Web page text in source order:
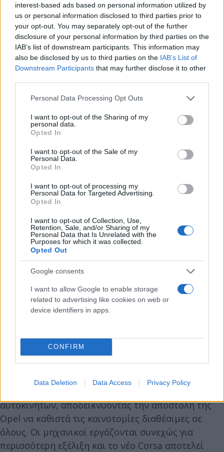
interest-based ads based on personal information utilized by
us or personal information disclosed to third parties prior to
your opt-out. You may separately opt-out of the further
disclosure of your personal information by third parties on the
IAB’s list of downstream participants. This information may
also be disclosed by us to third parties on the IAB’s List of
Downstream Participants that may further disclose it to other
Please note that this website/app uses one or more Google
not limited to your visit or usage behaviour. You may click to
grant or deny consent to Google and its third-party tags to
use your data for below specified purposes in below Google
consent section.
Personal Data Processing Opt Outs
I want to opt-out of the Sharing of my
personal data.
Opted In
I want to opt-out of the Sale of my
Personal Data.
Opted In
I want to opt-out of processing my
Personal Data for Targeted Advertising.
Opted In
I want to opt-out of Collection, Use,
Retention, Sale, and/or Sharing of my
Personal Data that Is Unrelated with the
Purposes for which it was collected.
Opted Out
Google consents
I want to allow Google to enable storage
related to advertising like cookies on web or
device identifiers in apps.
CONFIRM
Data Deletion Data Access Privacy Policy
Όπως ακριβώς και στην τελευταία γενιά του Astra,
έτσι και εδώ υιοθετήθηκε η φιλοσοφία «Detox to
συνδεδεμένες υπηρεσίες, αναγνώριση φυσικής
ομιλίας με την εντολή «Hey Opel» και ενημερώσεις
over-the-air. Επιπλέον, η απεικόνιση των
πληροφοριών από τα συστήματα πλοήγησης και
πολυμέσων στην έγχρωμη οθόνη αφής 10 ιντσών,
όπως και στην οθόνη πληροφόρησης οδηγού, έγινε
ακόμα πιο ευκρινής, ώστε όλες οι σημαντικές
δευτερολέπτου. Ένα ακόμη στοιχείο άνεσης του
νέου Opel Corsa είναι η δυνατότητα ασύρματης
σύνδεσης ενός συμβατού smartphone στο
σύστημα πολυμέσων, μέσω του Apple CarPlay και
ασύρματης φόρτισής του.
LED matrix με 14 στοιχεία LED
Το 2019, το Corsa εισήγαγε την προσαρμοζόμενη
αντιθαμβωτική τεχνολογία φωτισμού Intelli-Lux
αυτοκινήτων, αποδεικνύοντας την αποστολή της
Opel να καθιστά τις καινοτομίες διαθέσιμες σε
όλους. Οι μηχανικοί εργάζονται συνεχώς για
περισσότερη εξέλιξη και το νέο Corsa αποτελεί